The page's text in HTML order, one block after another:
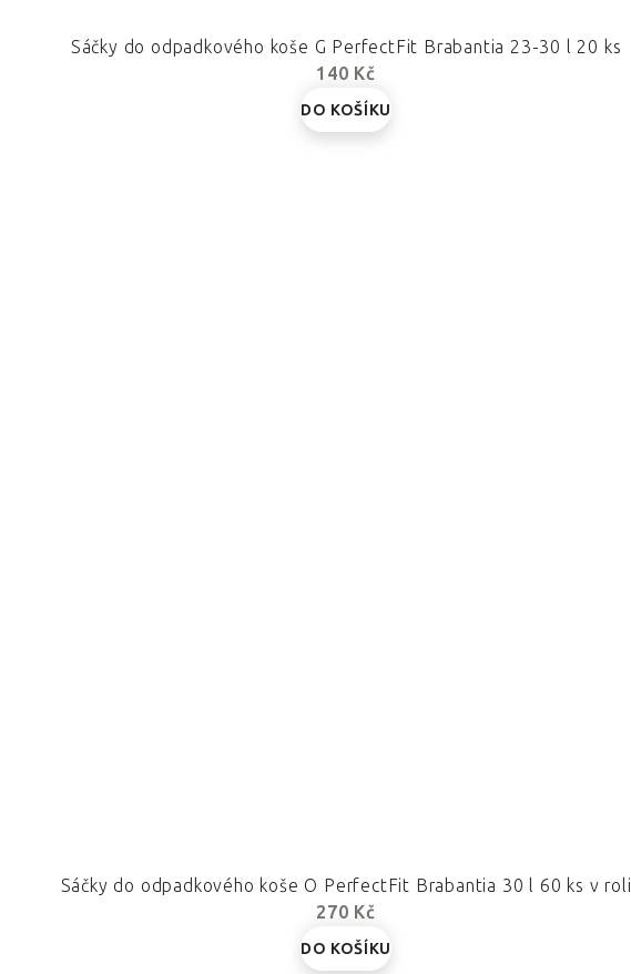
Sáčky do odpadkového koše G PerfectFit Brabantia 23-30 l 20 ks
140 Kč
DO KOŠÍKU
Sáčky do odpadkového koše O PerfectFit Brabantia 30 l 60 ks v roli
270 Kč
DO KOŠÍKU